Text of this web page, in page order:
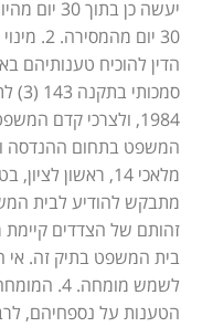
יעשה כן
30 יום
הדין להוכיח טענותיהם
1984, ולצרכי קדם
המשפט בתחום ההנדסה
זהותם של הצדדים
בית המשפט בתיק זה.
לשמש
הטענות על נספחיהם,